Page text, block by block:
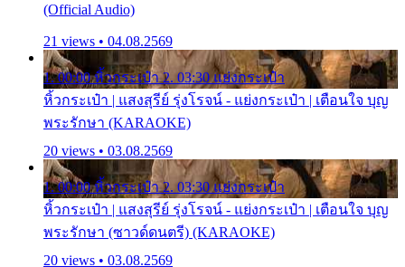
(Official Audio)
21 views • 04.08.2569
1. 00:00 หิ้วกระเป๋า 2. 03:30 แย่งกระเป๋า
หิ้วกระเป๋า | แสงสุรีย์ รุ่งโรจน์ - แย่งกระเป๋า | เตือนใจ บุญ
พระรักษา (KARAOKE)
20 views • 03.08.2569
1. 00:00 หิ้วกระเป๋า 2. 03:30 แย่งกระเป๋า
หิ้วกระเป๋า | แสงสุรีย์ รุ่งโรจน์ - แย่งกระเป๋า | เตือนใจ บุญ
พระรักษา (ซาวด์ดนตรี) (KARAOKE)
20 views • 03.08.2569